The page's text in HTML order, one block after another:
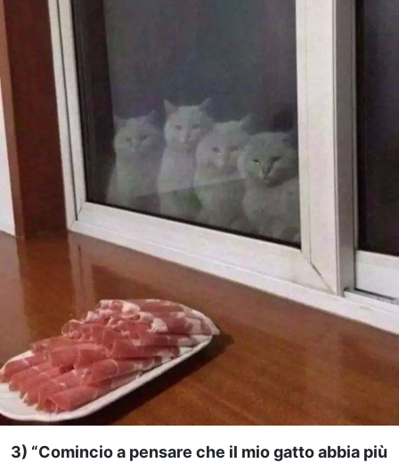
3) “Comincio a pensare che il mio gatto abbia più